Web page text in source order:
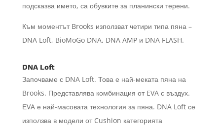
подсказва името, са обувките за планински терени.
Към моментът Brooks използват четири типа пяна –
DNA Loft, BioMoGo DNA, DNA AMP и DNA FLASH.
DNA Loft
Започваме с DNA Loft. Това е най-меката пяна на
Brooks. Представлява комбинация от EVA с въздух.
ЕVA е най-масовата технология за пяна. DNA Loft се
използва в модели от Cushion категорията